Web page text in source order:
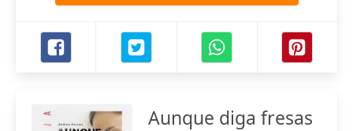
Aunque diga fresas